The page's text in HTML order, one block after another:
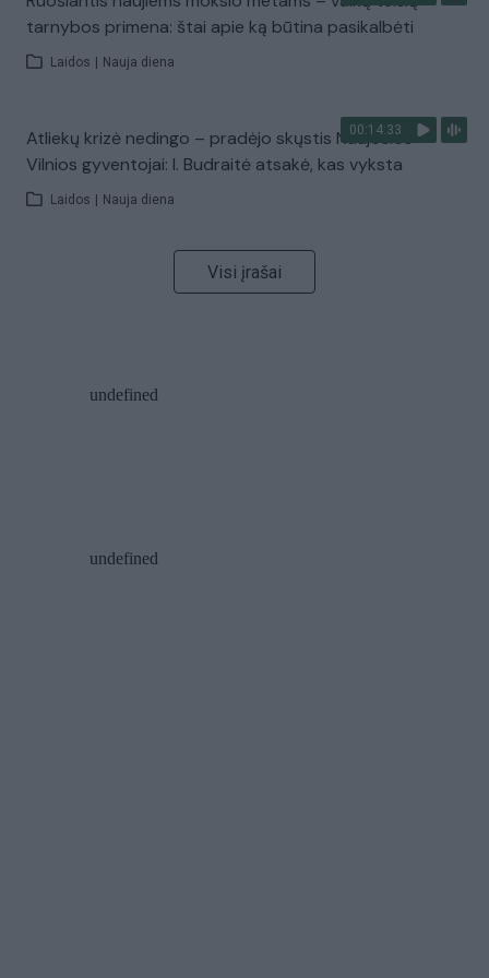
tarnybos primena: štai apie ką būtina pasikalbėti
Laidos Nauja diena
00:14:33
Atliekų krizė nedingo – pradėjo skųstis Naujosios
Vilnios gyventojai: I. Budraitė atsakė, kas vyksta
Laidos Nauja diena
Visi įrašai